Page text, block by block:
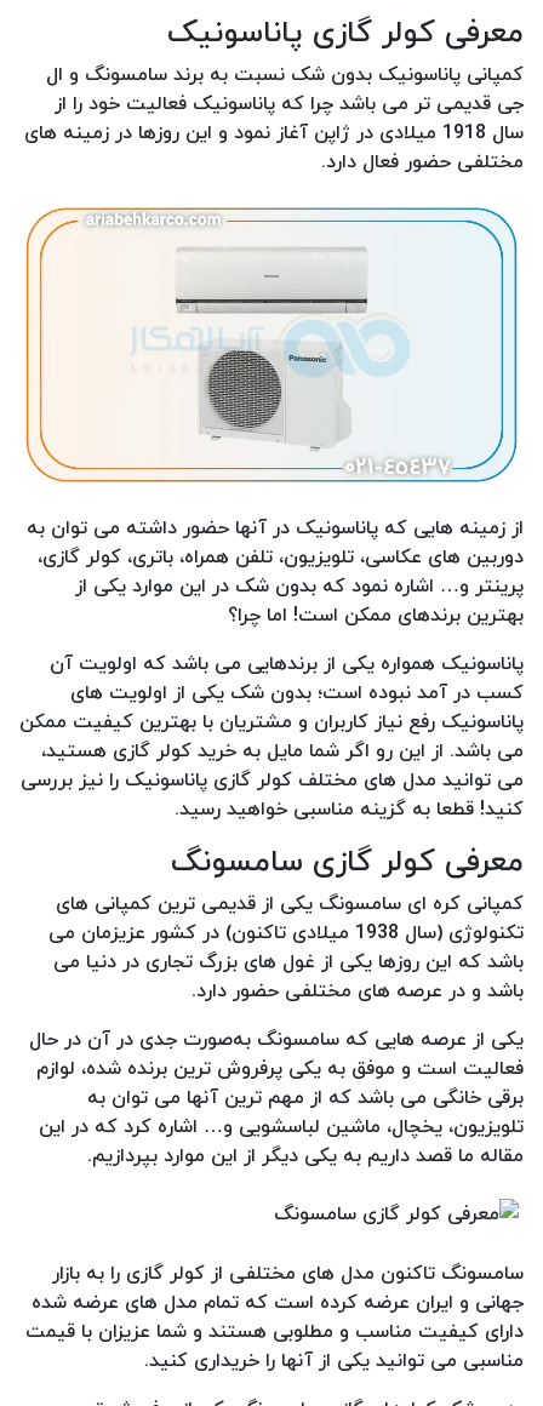
معرفی کولر گازی پاناسونیک
کمپانی پاناسونیک بدون شک نسبت به برند سامسونگ و ال
جی قدیمی تر می باشد چرا که پاناسونیک فعالیت خود را از
سال 1918 میلادی در ژاپن آغاز نمود و این روزها در زمینه های
مختلفی حضور فعال دارد.
از زمینه هایی که پاناسونیک در آنها حضور داشته می توان به
دوربین های عکاسی، تلویزیون، تلفن همراه، باتری، کولر گازی،
پرینتر و… اشاره نمود که بدون شک در این موارد یکی از
بهترین برندهای ممکن است! اما چرا؟
پاناسونیک همواره یکی از برندهایی می باشد که اولویت آن
کسب در آمد نبوده است؛ بدون شک یکی از اولویت های
پاناسونیک رفع نیاز کاربران و مشتریان با بهترین کیفیت ممکن
می باشد. از این رو اگر شما مایل به خرید کولر گازی هستید،
می توانید مدل های مختلف کولر گازی پاناسونیک را نیز بررسی
کنید! قطعا به گزینه مناسبی خواهید رسید.
معرفی کولر گازی سامسونگ
کمپانی کره ای سامسونگ یکی از قدیمی ترین کمپانی های
تکنولوژی (سال 1938 میلادی تاکنون) در کشور عزیزمان می
باشد که این روزها یکی از غول های بزرگ تجاری در دنیا می
باشد و در عرصه های مختلفی حضور دارد.
یکی از عرصه هایی که سامسونگ به‌صورت جدی در آن در حال
فعالیت است و موفق به یکی پرفروش ترین برنده شده، لوازم
برقی خانگی می باشد که از مهم ترین آنها می توان به
تلویزیون، یخچال، ماشین لباسشویی و… اشاره کرد که در این
مقاله ما قصد داریم به یکی دیگر از این موارد بپردازیم.
سامسونگ تاکنون مدل های مختلفی از کولر گازی را به بازار
جهانی و ایران عرضه کرده است که تمام مدل های عرضه شده
دارای کیفیت مناسب و مطلوبی هستند و شما عزیزان با قیمت
مناسبی می توانید یکی از آنها را خریداری کنید.